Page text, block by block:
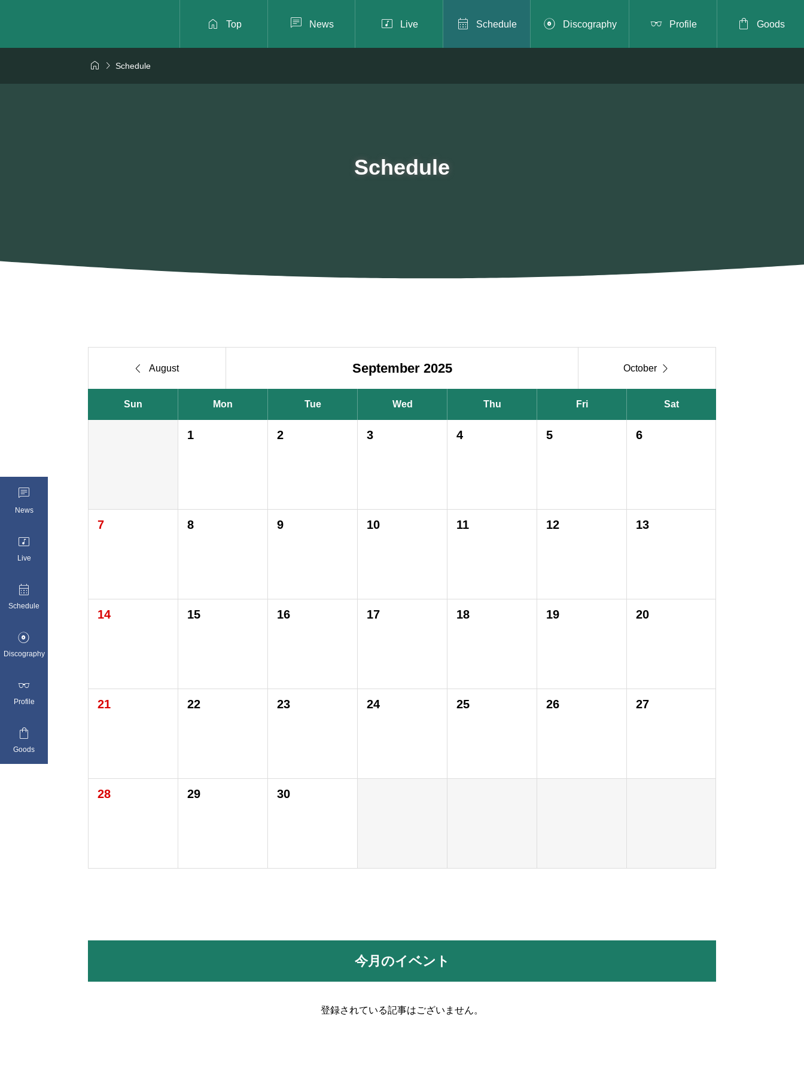
 Top  News  Live  Schedule  Discography  Profile  Goods
  Schedule
Schedule
 August September 2025 October 
Sun Mon Tue Wed Thu Fri Sat
1 2 3 4 5 6
7 8 9 10 11 12 13
14 15 16 17 18 19 20
21 22 23 24 25 26 27
28 29 30
今月のイベント
登録されている記事はございません。

News

Live

Schedule

Discography

Profile

Goods